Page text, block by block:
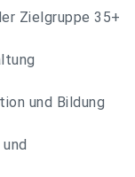
Zielgruppe 35+
und Bildung